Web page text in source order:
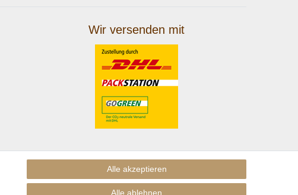
Wir versenden mit
Alle akzeptieren
Alle ablehnen